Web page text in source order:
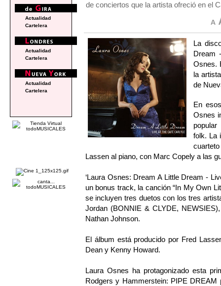
de conciertos que la artista ofreció en el
La
Dream
Osnes.
la
de
En
Osnes
folk. La
Lassen al piano, con Marc Copely a las
‘Laura Osnes: Dream A Little Dream -
un bonus track, la canción “In My Own
se incluyen tres duetos con los tres
Jordan (BONNIE & CLYDE,
Nathan Johnson.
El álbum está producido por Fred
Dean y Kenny Howard.
Laura Osnes ha protagonizado esta
Rodgers y Hammerstein: PIPE
Actualidad
Cartelera
Actualidad
Cartelera
Actualidad
Cartelera